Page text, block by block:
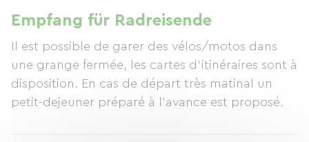
Empfang für Radreisende
Il est possible de garer des vélos/motos dans
une grange fermée, les cartes d'itinéraires sont à
disposition. En cas de départ très matinal un
petit-dejeuner préparé à l'avance est proposé.